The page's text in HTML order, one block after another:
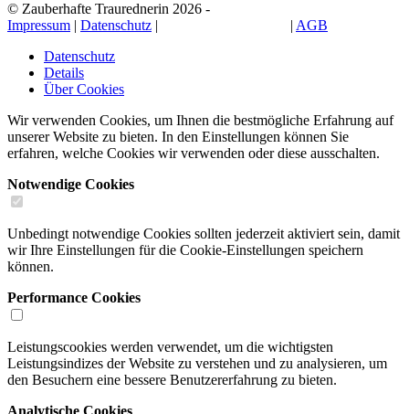
© Zauberhafte Traurednerin 2026 -
Impressum | Datenschutz | | AGB
Datenschutz
Details
Über Cookies
Wir verwenden Cookies, um Ihnen die bestmögliche Erfahrung auf
unserer Website zu bieten. In den Einstellungen können Sie
erfahren, welche Cookies wir verwenden oder diese ausschalten.
Notwendige Cookies
Unbedingt notwendige Cookies sollten jederzeit aktiviert sein, damit
wir Ihre Einstellungen für die Cookie-Einstellungen speichern
können.
Performance Cookies
Leistungscookies werden verwendet, um die wichtigsten
Leistungsindizes der Website zu verstehen und zu analysieren, um
den Besuchern eine bessere Benutzererfahrung zu bieten.